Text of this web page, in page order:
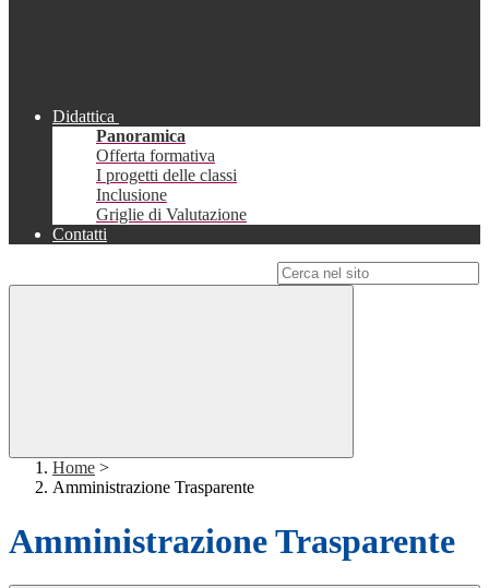
Didattica
Panoramica
Offerta formativa
I progetti delle classi
Inclusione
Griglie di Valutazione
Contatti
Home >
Amministrazione Trasparente
Amministrazione Trasparente